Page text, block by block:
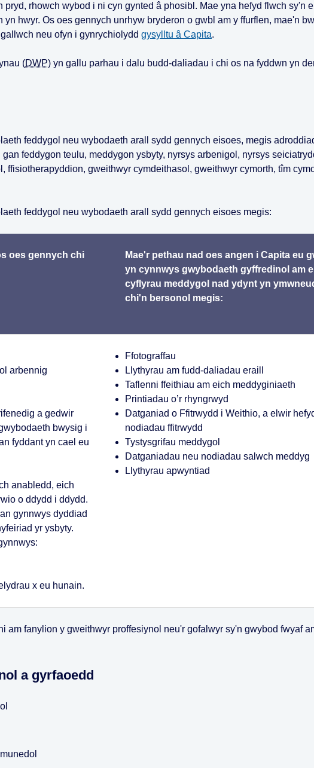
rhowch wybod i ni cyn gynted â phosibl. Mae yna hefyd flwch sy'n
hwyr. Os oes gennych unrhyw bryderon o gwbl am y ffurflen, mae'n
neu ofyn i gynrychiolydd gysylltu â Capita.
(DWP) yn gallu parhau i dalu budd-daliadau i chi os na fyddwn yn
feddygol neu wybodaeth arall sydd gennych eisoes, megis
feddygon teulu, meddygon ysbyty, nyrsys arbenigol, nyrsys
ffisiotherapyddion, gweithwyr cymdeithasol, gweithwyr cymorth, tîm
feddygol neu wybodaeth arall sydd gennych eisoes megis:
oes gennych chi
Mae'r pethau nad oes angen i Capita eu
yn cynnwys gwybodaeth gyffredinol am
cyflyrau meddygol nad ydynt yn
chi'n bersonol megis:
arbennig
a gedwir
bwysig i
fyddant yn cael eu
anabledd, eich
o ddydd i ddydd.
gynnwys dyddiad
yr ysbyty.
x eu hunain.
Ffotograffau
Llythyrau am fudd-daliadau eraill
Taflenni ffeithiau am eich meddyginiaeth
Printiadau o’r rhyngrwyd
Datganiad o Ffitrwydd i Weithio, a elwir
nodiadau ffitrwydd
Tystysgrifau meddygol
Datganiadau neu nodiadau salwch meddyg
Llythyrau apwyntiad
am fanylion y gweithwyr proffesiynol neu'r gofalwyr sy'n gwybod fwyaf
a gyrfaoedd